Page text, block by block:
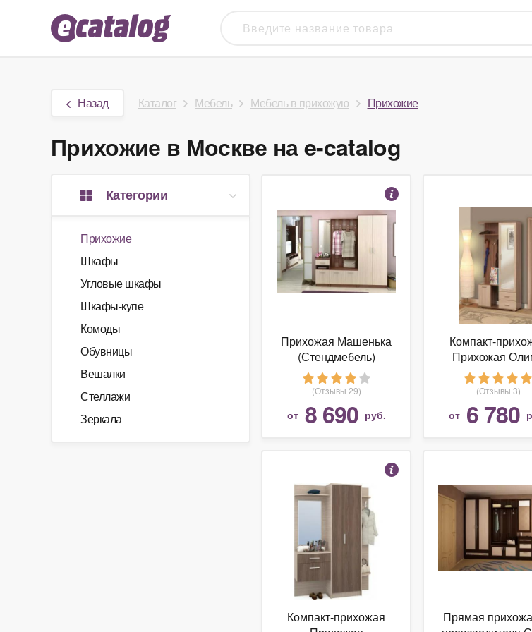
Назад Каталог Мебель Мебель в прихожую Прихожие
Прихожие в Москве на e-catalog
Категории
Прихожие
Шкафы
Угловые шкафы
Шкафы-купе
Комоды
Обувницы
Вешалки
Стеллажи
Зеркала
Прихожая Машенька
(Стендмебель)
(Отзывы 29)
от 8 690 руб.
Компакт-
Прихожая
Кармен-1 Венге/
Линдберг
(Отзывы 3)
от 6 780
Компакт-прихожая
Прямая